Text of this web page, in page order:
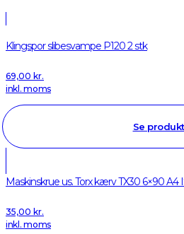
Klingspor slibesvampe P120 2 stk
69,00 kr.
inkl. moms
Se produkt
Maskinskrue us. Torx kærv TX30 6×90 A4
35,00 kr.
inkl. moms